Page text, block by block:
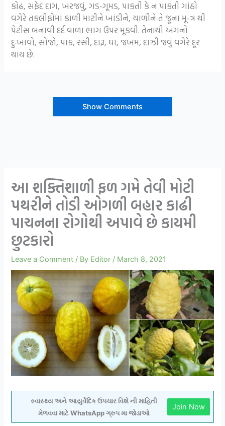
કોઢ, સફેદ દાગ, ખરજવું, ગડ-ગૂમડ, પાકતી કે ન પાકતી ગાંઠો
વગેરે તકલીફોમાં કાળી માટીને ખાંડીને, ચાળીને તે જૂના મૂ-ત્ર થી
પેટીસ બનાવી દર્દ વાળા ભાગ ઉપર મૂકવી. તેનાથી અંગનો
દુઃખાવો, સોજો, પાક, રસી, દારૂ, ઘા, જખમ, દાઝી જવું વગેરે દૂર
થાય છે.
Show Comments
આ શક્તિશાળી ફળ ગમે તેવી મોટી
પથરીને તોડી ઓગળી બહાર કાઢી
પાચનના રોગોથી અપાવે છે કાયમી
છુટકારો
Leave a Comment / By Editor / March 8, 2021
સ્વાસ્થ્ય અને આયુર્વેદિક ઉપચાર વિશે ની માહિતી
મેળવવા માટે WhatsApp ગ્રુપ મા જોડાઓ
Join Now